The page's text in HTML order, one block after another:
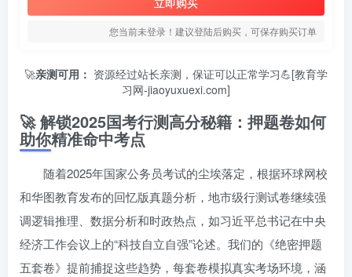
您当前未登录！建议登陆后购买，可保存购买订单
🚀亲测可用： 资源经过站长亲测，保证可以正常学习💪[教育学
习网-jiaoyuxuexi.com]
🚀 解锁2025国考行测高分秘籍：押题卷如何
助你精准命中考点
随着2025年国家公务员考试的尘埃落定，根据环球网校
和华图教育发布的回忆版真题分析，地市级行测试卷继续强
调逻辑推理、数据分析和时政热点，如习近平总书记在中央
经济工作会议上的“科技自立自强”论述。我们的《绝密押题
五套卷》提前捕捉这些趋势，每套卷模拟真实考场环境，涵